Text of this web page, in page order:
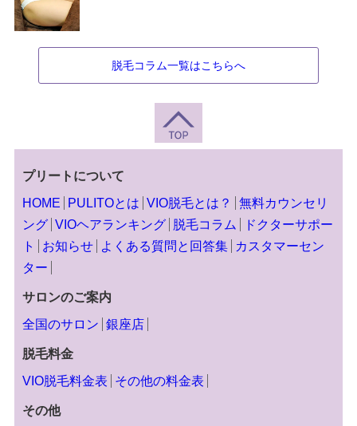
脱毛コラム一覧はこちらへ
プリートについて
HOME
PULITOとは VIO脱毛とは？
無料カウンセリ
ング VIOヘアランキング 脱毛コラム
ドクターサポー
ト
お知らせ よくある質問と回答集
カスタマーセン
ター
サロンのご案内
全国のサロン 銀座店
脱毛料金
VIO脱毛料金表
その他の料金表
その他